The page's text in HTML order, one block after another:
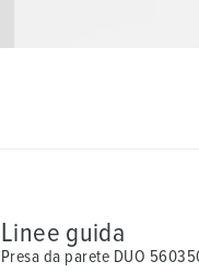
Linee guida
Presa da parete DUO